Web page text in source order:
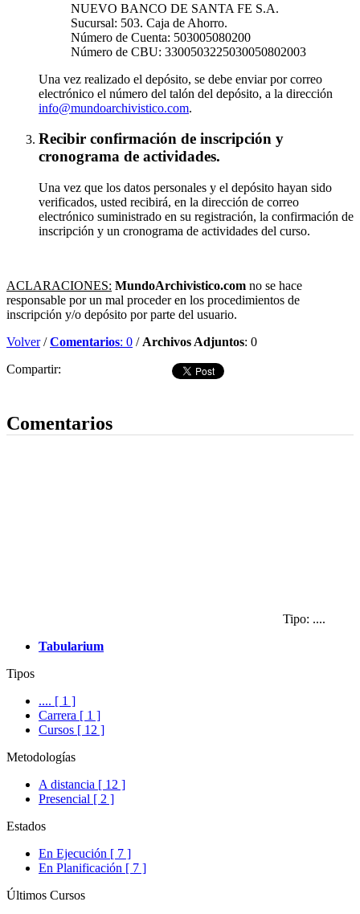
NUEVO BANCO DE SANTA FE S.A.
Sucursal: 503. Caja de Ahorro.
Número de Cuenta: 503005080200
Número de CBU: 3300503225030050802003
Una vez realizado el depósito, se debe enviar por correo
electrónico el número del talón del depósito, a la dirección
info@mundoarchivistico.com.
Recibir confirmación de inscripción y
cronograma de actividades.
Una vez que los datos personales y el depósito hayan sido
verificados, usted recibirá, en la dirección de correo
electrónico suministrado en su registración, la confirmación de
inscripción y un cronograma de actividades del curso.
ACLARACIONES: MundoArchivistico.com no se hace
responsable por un mal proceder en los procedimientos de
inscripción y/o depósito por parte del usuario.
Volver/Comentarios: 0 / Archivos Adjuntos: 0
Compartir:
Comentarios
Tipo: ....
Tabularium
Tipos
.... [ 1 ]
Carrera [ 1 ]
Cursos [ 12 ]
Metodologías
A distancia [ 12 ]
Presencial [ 2 ]
Estados
En Ejecución [ 7 ]
En Planificación [ 7 ]
Últimos Cursos